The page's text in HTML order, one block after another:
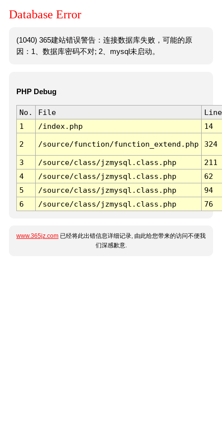
Database Error
(1040) 365建站错误警告：连接数据库失败，可能的原
因：1、数据库密码不对; 2、mysql未启动。
PHP Debug
No. File
Line
1
/index.php 14
2 /source/function/function_extend.php 324
3 /source/class/jzmysql.class.php
211
4
/source/class/jzmysql.class.php
62
5
/source/class/jzmysql.class.php
94
6
/source/class/jzmysql.class.php 76
www.365jz.com 已经将此出错信息详细记录, 由此给您带来的访问不便我
们深感歉意.